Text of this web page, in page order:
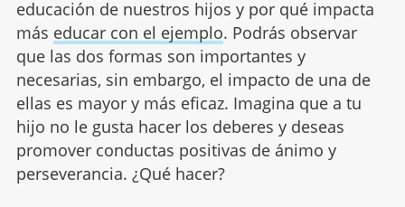
educación de nuestros hijos y por qué impacta
más educar con el ejemplo. Podrás observar
que las dos formas son importantes y
necesarias, sin embargo, el impacto de una de
ellas es mayor y más eficaz. Imagina que a tu
hijo no le gusta hacer los deberes y deseas
promover conductas positivas de ánimo y
perseverancia. ¿Qué hacer?